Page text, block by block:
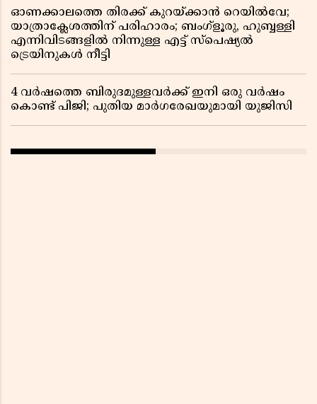
ഓണക്കാലത്തെ തിരക്ക് കുറയ്ക്കാൻ റെയിൽവേ;
യാത്രാക്ലേശത്തിന് പരിഹാരം; ബംഗ്ളൂരു, ഹുബ്ബള്ളി
എന്നിവിടങ്ങളിൽ നിന്നുള്ള എട്ട് സ്പെഷ്യൽ
ട്രെയിനുകൾ നീട്ടി
4 വർഷത്തെ ബിരുദമുള്ളവർക്ക് ഇനി ഒരു വർഷം
കൊണ്ട് പിജി; പുതിയ മാർഗരേഖയുമായി യുജിസി